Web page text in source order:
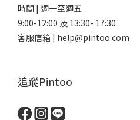
時間 | 週一至週五
9:00-12:00 及 13:30- 17:30
客服信箱 | help@pintoo.com
追蹤Pintoo